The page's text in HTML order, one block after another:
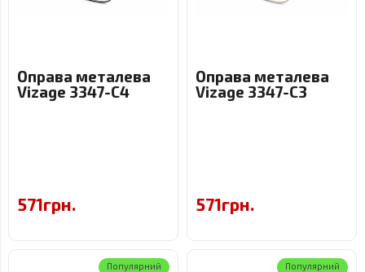
Оправа металева
Vizage 3347-C4
571грн.
Оправа металева
Vizage 3347-C3
571грн.
Популярний Популярний